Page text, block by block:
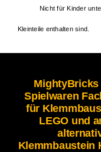
Nicht für Kinder
Kleinteile enthalten sind.
MightyBricks
Spielwaren
für
LEGO und
Klemmbaustein